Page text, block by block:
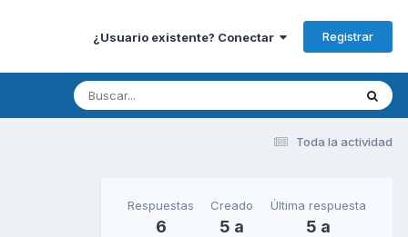
¿Usuario existente? Conectar Registrar
Toda la actividad
Respuestas
6
Creado
5 a
Última respuesta
5 a